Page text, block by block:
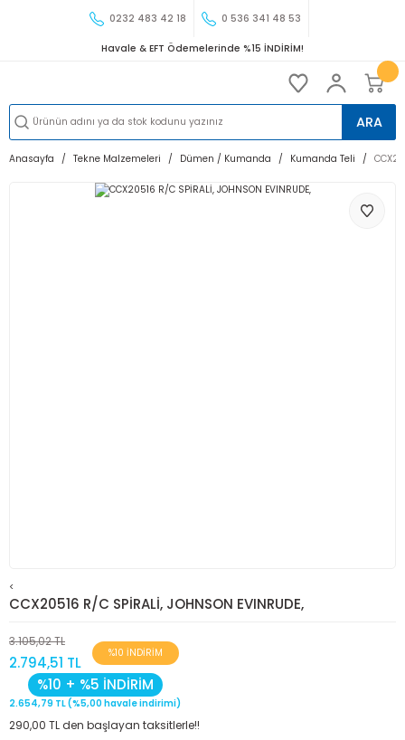
0232 483 42 18 0 536 341 48 53
Havale & EFT Ödemelerinde %15 İNDİRİM!
ARA
Anasayfa Tekne Malzemeleri Dümen / Kumanda Kumanda Teli
<
CCX20516 R/C SPİRALİ, JOHNSON EVINRUDE,
3.105,02 TL
2.794,51 TL
%10 İNDİRİM
%10 + %5 İNDİRİM
2.654,79 TL (%5,00 havale indirimi)
290,00 TL den başlayan taksitlerle!!